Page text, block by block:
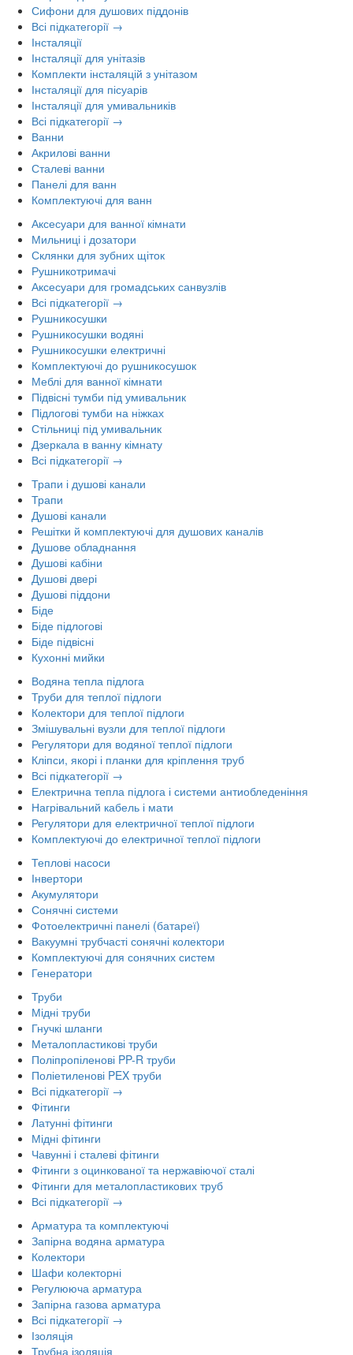
Сифони для душових піддонів
Всі підкатегорії →
Інсталяції
Інсталяції для унітазів
Комплекти інсталяцій з унітазом
Інсталяції для пісуарів
Інсталяції для умивальників
Всі підкатегорії →
Ванни
Акрилові ванни
Сталеві ванни
Панелі для ванн
Комплектуючі для ванн
Аксесуари для ванної кімнати
Мильниці і дозатори
Склянки для зубних щіток
Рушникотримачі
Аксесуари для громадських санвузлів
Всі підкатегорії →
Рушникосушки
Рушникосушки водяні
Рушникосушки електричні
Комплектуючі до рушникосушок
Меблі для ванної кімнати
Підвісні тумби під умивальник
Підлогові тумби на ніжках
Стільниці під умивальник
Дзеркала в ванну кімнату
Всі підкатегорії →
Трапи і душові канали
Трапи
Душові канали
Решітки й комплектуючі для душових каналів
Душове обладнання
Душові кабіни
Душові двері
Душові піддони
Біде
Біде підлогові
Біде підвісні
Кухонні мийки
Водяна тепла підлога
Труби для теплої підлоги
Колектори для теплої підлоги
Змішувальні вузли для теплої підлоги
Регулятори для водяної теплої підлоги
Кліпси, якорі і планки для кріплення труб
Всі підкатегорії →
Електрична тепла підлога і системи антиобледеніння
Нагрівальний кабель і мати
Регулятори для електричної теплої підлоги
Комплектуючі до електричної теплої підлоги
Теплові насоси
Інвертори
Акумулятори
Сонячні системи
Фотоелектричні панелі (батареї)
Вакуумні трубчасті сонячні колектори
Комплектуючі для сонячних систем
Генератори
Труби
Мідні труби
Гнучкі шланги
Металопластикові труби
Поліпропіленові PP-R труби
Поліетиленові PEX труби
Всі підкатегорії →
Фітинги
Латунні фітинги
Мідні фітинги
Чавунні і сталеві фітинги
Фітинги з оцинкованої та нержавіючої сталі
Фітинги для металопластикових труб
Всі підкатегорії →
Арматура та комплектуючі
Запірна водяна арматура
Колектори
Шафи колекторні
Регулююча арматура
Запірна газова арматура
Всі підкатегорії →
Ізоляція
Трубна ізоляція